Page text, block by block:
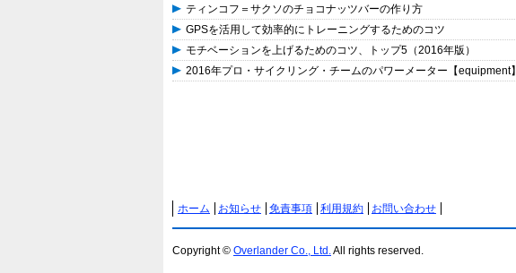
ティンコフ＝サクソのチョコナッツバーの作り方
GPSを活用して効率的にトレーニングするためのコツ
モチベーションを上げるためのコツ、トップ5（2016年版）
2016年プロ・サイクリング・チームのパワーメーター【equipment】
ホーム お知らせ 免責事項 利用規約 お問い合わせ
Copyright © Overlander Co., Ltd.All rights reserved.